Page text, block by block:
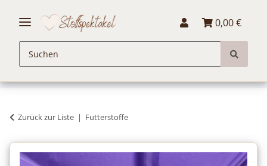
0,00 €
Zurück zur Liste Futterstoffe